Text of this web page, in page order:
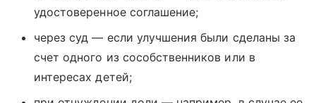
удостоверенное соглашение;
через суд — если улучшения были сделаны за
счет одного из сособственников или в
интересах детей;